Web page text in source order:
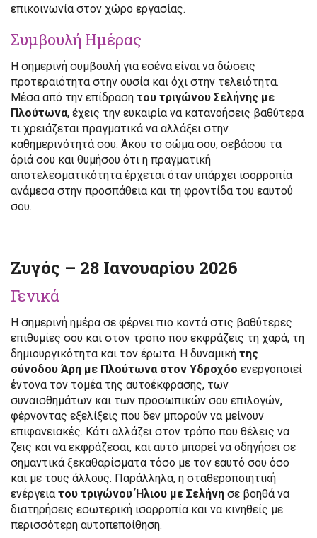
επικοινωνία στον χώρο εργασίας.
Συμβουλή Ημέρας
Η σημερινή συμβουλή για εσένα είναι να δώσεις
προτεραιότητα στην ουσία και όχι στην τελειότητα.
Μέσα από την επίδραση του τριγώνου Σελήνης με
Πλούτωνα, έχεις την ευκαιρία να κατανοήσεις βαθύτερα
τι χρειάζεται πραγματικά να αλλάξει στην
καθημερινότητά σου. Άκου το σώμα σου, σεβάσου τα
όριά σου και θυμήσου ότι η πραγματική
αποτελεσματικότητα έρχεται όταν υπάρχει ισορροπία
ανάμεσα στην προσπάθεια και τη φροντίδα του εαυτού
σου.
Ζυγός – 28 Ιανουαρίου 2026
Γενικά
Η σημερινή ημέρα σε φέρνει πιο κοντά στις βαθύτερες
επιθυμίες σου και στον τρόπο που εκφράζεις τη χαρά, τη
δημιουργικότητα και τον έρωτα. Η δυναμική της
σύνοδου Άρη με Πλούτωνα στον Υδροχόο ενεργοποιεί
έντονα τον τομέα της αυτοέκφρασης, των
συναισθημάτων και των προσωπικών σου επιλογών,
φέρνοντας εξελίξεις που δεν μπορούν να μείνουν
επιφανειακές. Κάτι αλλάζει στον τρόπο που θέλεις να
ζεις και να εκφράζεσαι, και αυτό μπορεί να οδηγήσει σε
σημαντικά ξεκαθαρίσματα τόσο με τον εαυτό σου όσο
και με τους άλλους. Παράλληλα, η σταθεροποιητική
ενέργεια του τριγώνου Ήλιου με Σελήνη σε βοηθά να
διατηρήσεις εσωτερική ισορροπία και να κινηθείς με
περισσότερη αυτοπεποίθηση.